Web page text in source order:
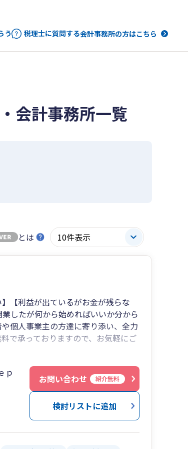
う 税理士に質問する会計事務所の方はこちら
会計事務所一覧
とは
【利益が出ているがお金が残らな
したが何から始めればいいか分から
個人事業主の方達に寄り添い、全力
で承っておりますので、お気軽にご
ｐ
お問い合わせ 紹介無料
検討リストに追加